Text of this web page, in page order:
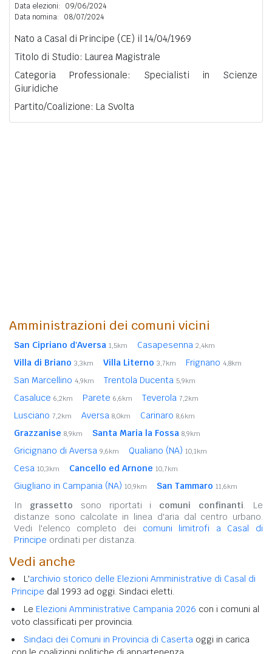
Data elezioni:
09/06/2024
Data nomina:
08/07/2024
Nato a Casal di Principe (CE) il 14/04/1969
Titolo di Studio: Laurea Magistrale
Categoria Professionale: Specialisti in Scienze
Giuridiche
Partito/Coalizione: La Svolta
Amministrazioni dei comuni vicini
San Cipriano d'Aversa 1,5km Casapesenna 2,4km
Villa di Briano 3,3km Villa Literno 3,7km Frignano 4,8km
San Marcellino 4,9km Trentola Ducenta 5,9km
Casaluce 6,2km Parete 6,6km Teverola 7,2km
Lusciano 7,2km Aversa 8,0km Carinaro 8,6km
Grazzanise 8,9km Santa Maria la Fossa 8,9km
Gricignano di Aversa 9,6km Qualiano (NA) 10,1km
Cesa 10,3km Cancello ed Arnone 10,7km
Giugliano in Campania (NA) 10,9km San Tammaro 11,6km
In grassetto sono riportati i comuni confinanti. Le
distanze sono calcolate in linea d'aria dal centro urbano.
Vedi l'elenco completo dei comuni limitrofi a Casal di
Principe ordinati per distanza.
Vedi anche
L'archivio storico delle Elezioni Amministrative di Casal di
Principe dal 1993 ad oggi. Sindaci eletti.
Le Elezioni Amministrative Campania 2026 con i comuni al
voto classificati per provincia.
Sindaci dei Comuni in Provincia di Caserta oggi in carica